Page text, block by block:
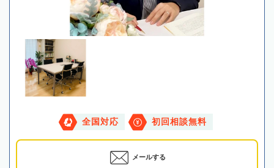
全国対応 初回相談無料
メールする